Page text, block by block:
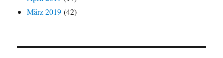
März 2019 (42)